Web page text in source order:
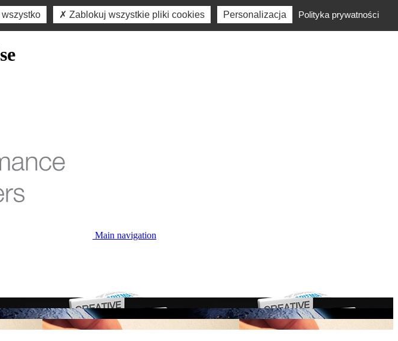
Main navigation
Zablokuj wszystkie pliki cookies Personalizacja Polityka prywatności